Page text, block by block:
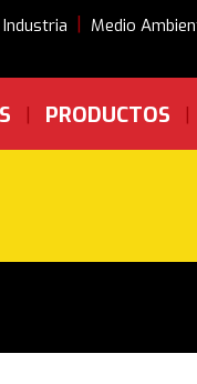
| Medio
| PRODUCTOS |